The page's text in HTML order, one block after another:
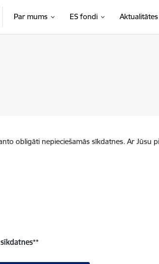
Par mums ES fondi Aktualitātes
obligāti nepieciešamās sīkdatnes. Ar
**